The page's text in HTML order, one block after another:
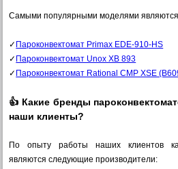
Самыми популярными моделями
✓ Пароконвектомат Primax EDE-910-HS
✓ Пароконвектомат Unox XB 893
✓ Пароконвектомат Rational CMP XSE
👍 Какие бренды
наши клиенты?
По опыту работы наших клиентов
являются следующие производители: